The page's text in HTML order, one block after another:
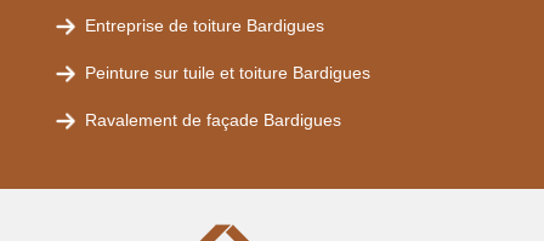
Entreprise de toiture Bardigues
Peinture sur tuile et toiture Bardigues
Ravalement de façade Bardigues